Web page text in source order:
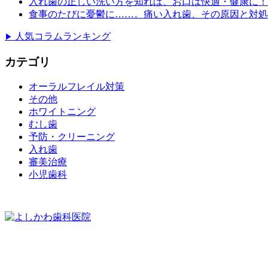
食事のたびに憂鬱に……。痛い入れ歯、その原因と対
▶ 人気コラムランキング
カテゴリ
オーラルフレイル対策
その他
ホワイトニング
むし歯
予防・クリーニング
入れ歯
審美治療
小児歯科